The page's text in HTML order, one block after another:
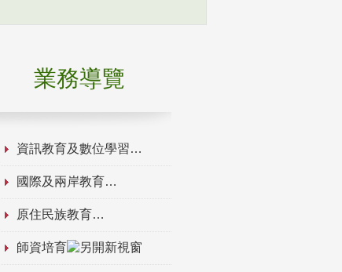
業務導覽
資訊教育及數位學習
國際及兩岸教育
原住民族教育
師資培育